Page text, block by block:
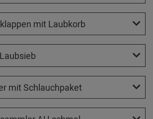
mit Laubkorb
mit Schlauchpaket